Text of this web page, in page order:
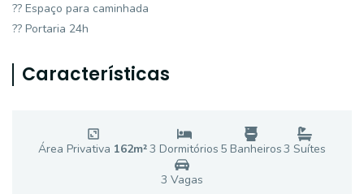
?? Espaço para caminhada
?? Portaria 24h
Características
Área Privativa 162m²3 Dormitórios 5 Banheiros3 Suítes
3 Vagas